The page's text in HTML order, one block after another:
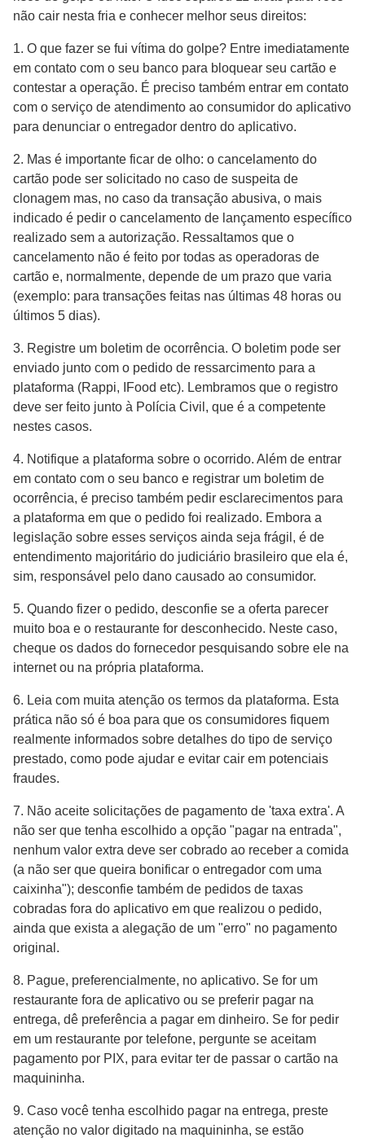
não cair nesta fria e conhecer melhor seus direitos:
1. O que fazer se fui vítima do golpe? Entre imediatamente
em contato com o seu banco para bloquear seu cartão e
contestar a operação. É preciso também entrar em contato
com o serviço de atendimento ao consumidor do aplicativo
para denunciar o entregador dentro do aplicativo.
2. Mas é importante ficar de olho: o cancelamento do
cartão pode ser solicitado no caso de suspeita de
clonagem mas, no caso da transação abusiva, o mais
indicado é pedir o cancelamento de lançamento específico
realizado sem a autorização. Ressaltamos que o
cancelamento não é feito por todas as operadoras de
cartão e, normalmente, depende de um prazo que varia
(exemplo: para transações feitas nas últimas 48 horas ou
últimos 5 dias).
3. Registre um boletim de ocorrência. O boletim pode ser
enviado junto com o pedido de ressarcimento para a
plataforma (Rappi, IFood etc). Lembramos que o registro
deve ser feito junto à Polícia Civil, que é a competente
nestes casos.
4. Notifique a plataforma sobre o ocorrido. Além de entrar
em contato com o seu banco e registrar um boletim de
ocorrência, é preciso também pedir esclarecimentos para
a plataforma em que o pedido foi realizado. Embora a
legislação sobre esses serviços ainda seja frágil, é de
entendimento majoritário do judiciário brasileiro que ela é,
sim, responsável pelo dano causado ao consumidor.
5. Quando fizer o pedido, desconfie se a oferta parecer
muito boa e o restaurante for desconhecido. Neste caso,
cheque os dados do fornecedor pesquisando sobre ele na
internet ou na própria plataforma.
6. Leia com muita atenção os termos da plataforma. Esta
prática não só é boa para que os consumidores fiquem
realmente informados sobre detalhes do tipo de serviço
prestado, como pode ajudar e evitar cair em potenciais
fraudes.
7. Não aceite solicitações de pagamento de 'taxa extra'. A
não ser que tenha escolhido a opção "pagar na entrada",
nenhum valor extra deve ser cobrado ao receber a comida
(a não ser que queira bonificar o entregador com uma
caixinha"); desconfie também de pedidos de taxas
cobradas fora do aplicativo em que realizou o pedido,
ainda que exista a alegação de um "erro" no pagamento
original.
8. Pague, preferencialmente, no aplicativo. Se for um
restaurante fora de aplicativo ou se preferir pagar na
entrega, dê preferência a pagar em dinheiro. Se for pedir
em um restaurante por telefone, pergunte se aceitam
pagamento por PIX, para evitar ter de passar o cartão na
maquininha.
9. Caso você tenha escolhido pagar na entrega, preste
atenção no valor digitado na maquininha, se estão